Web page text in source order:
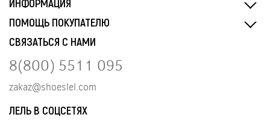
ПОМОЩЬ ПОКУПАТЕЛЮ
СВЯЗАТЬСЯ С НАМИ
8(800) 5511 095
zakaz@shoeslel.com
ЛЕЛЬ В СОЦСЕТЯХ